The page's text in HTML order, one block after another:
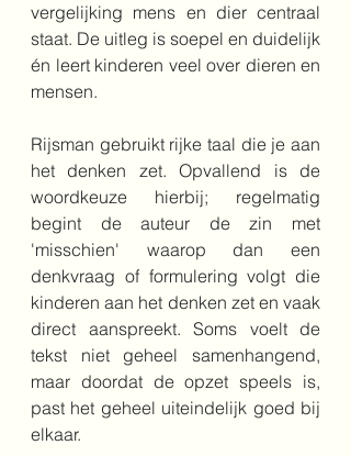
vergelijking mens en dier centraal
staat. De uitleg is soepel en duidelijk
én leert kinderen veel over dieren en
mensen.
Rijsman gebruikt rijke taal die je aan
het denken zet. Opvallend is de
woordkeuze hierbij; regelmatig
begint de auteur de zin met
'misschien' waarop dan een
denkvraag of formulering volgt die
kinderen aan het denken zet en vaak
direct aanspreekt. Soms voelt de
tekst niet geheel samenhangend,
maar doordat de opzet speels is,
past het geheel uiteindelijk goed bij
elkaar.